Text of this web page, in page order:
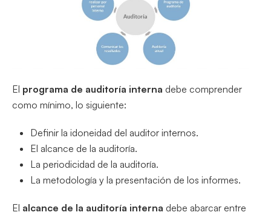
El programa de auditoría interna debe comprender
como mínimo, lo siguiente:
Definir la idoneidad del auditor internos.
El alcance de la auditoría.
La periodicidad de la auditoría.
La metodología y la presentación de los informes.
El alcance de la auditoría interna debe abarcar entre